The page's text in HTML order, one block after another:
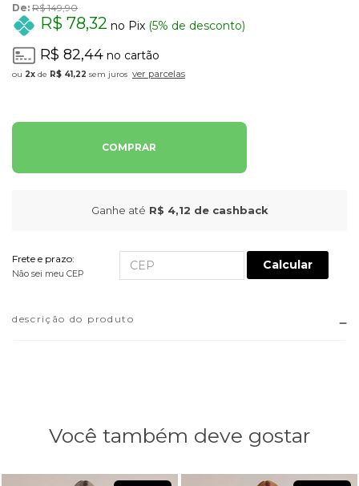
De: R$ 149,90
R$ 78,32 no Pix (5% de desconto)
R$ 82,44 no cartão
2x de R$ 41,22 sem juros ver parcelas
COMPRAR
Ganhe até R$ 4,12 de cashback
Frete e prazo:
Não sei meu CEP
Calcular
descrição do produto
Você também deve gostar